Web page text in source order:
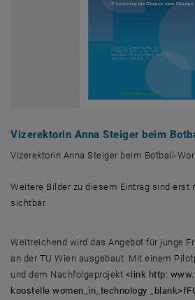
Vizerektorin Anna Steiger beim
Vizerektorin Anna Steiger beim Botball-
Weitere Bilder zu diesem Eintrag sind erst
sichtbar.
Weitreichend wird das Angebot für junge
an der TU Wien ausgebaut. Mit einem
und dem Nachfolgeprojekt <link http:
koostelle women_in_technology